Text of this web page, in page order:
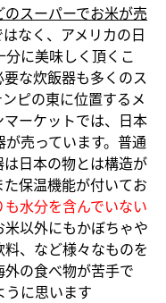
のスーパーでお米が売
なく、アメリカの日
に美味しく頂くこ
な炊飯器も多くのス
ピの東に位置するメ
ーケットでは、日本
売っています。普通
日本の物とは構造が
保温機能が付いてお
水分を含んでいない
米以外にもかぼちゃや
、など様々なものを
の食べ物が苦手で
うに思います